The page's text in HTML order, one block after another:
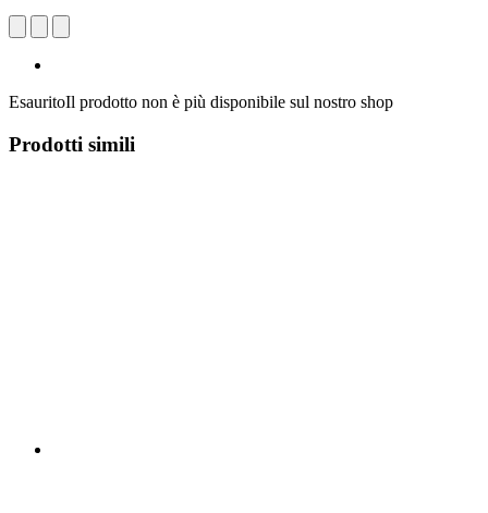
EsauritoIl prodotto non è più disponibile sul nostro shop
Prodotti simili